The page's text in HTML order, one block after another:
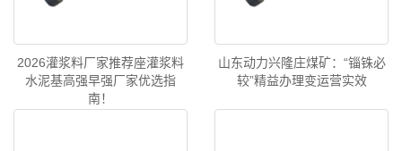
2026灌浆料厂家推荐座灌浆料
水泥基高强早强厂家优选指
南！
山东动力兴隆庄煤矿：“锱铢必
较”精益办理变运营实效